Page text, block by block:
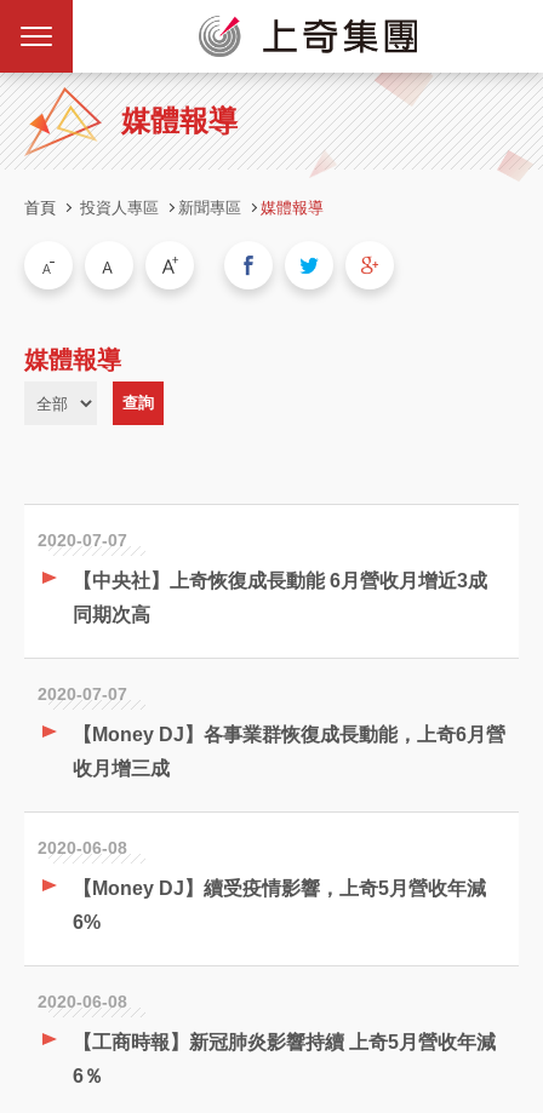
媒體報導
首頁 投資人專區 新聞專區 媒體報導
媒體報導
2020-07-07
【中央社】上奇恢復成長動能 6月營收月增近3成
同期次高
2020-07-07
【Money DJ】各事業群恢復成長動能，上奇6月營
收月增三成
2020-06-08
【Money DJ】續受疫情影響，上奇5月營收年減
6%
2020-06-08
【工商時報】新冠肺炎影響持續 上奇5月營收年減
6％